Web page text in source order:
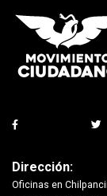
Dirección:
Oficinas en